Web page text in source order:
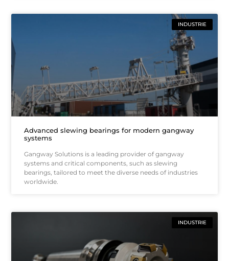
INDUSTRIE
Advanced slewing bearings for modern gangway
systems
Gangway Solutions is a leading provider of gangway
systems and critical components, such as slewing
bearings, tailored to meet the diverse needs of industries
worldwide.
INDUSTRIE